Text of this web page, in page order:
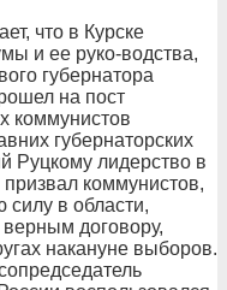
что в Курске
и ее руко-водства,
губернатора
на пост
коммунистов
губернаторских
Руцкому лидерство в
коммунистов,
силу в области,
верным договору,
накануне выборов.